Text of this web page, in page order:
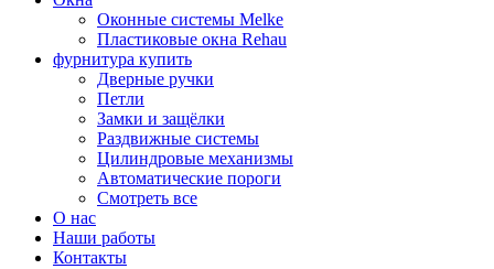
Оконные системы Melke
Пластиковые окна Rehau
фурнитура купить
Дверные ручки
Петли
Замки и защёлки
Раздвижные системы
Цилиндровые механизмы
Автоматические пороги
Смотреть все
О нас
Наши работы
Контакты